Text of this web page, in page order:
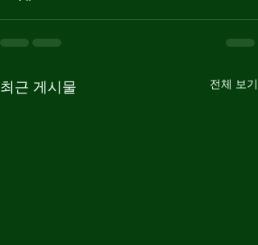
최근 게시물 전체 보기